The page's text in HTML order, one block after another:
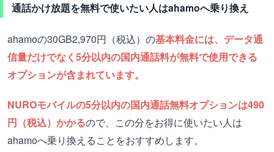
通話かけ放題を無料で使いたい人はahamoへ乗り換え
ahamoの30GB2,970円（税込）の基本料金には、データ通
信量だけでなく5分以内の国内通話料が無料で使用できる
オプションが含まれています。
NUROモバイルの5分以内の国内通話無料オプションは490
円（税込）かかるので、この分をお得に使いたい人は
ahamoへ乗り換えることをおすすめします。